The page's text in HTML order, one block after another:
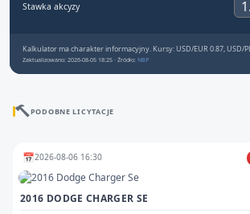
Stawka akcyzy
Kalkulator ma charakter informacyjny. Kursy: USD/EUR 0.87, USD/
Zaktualizowano: 2026-08-05 18:25 · Źródło: NBP
PODOBNE LICYTACJE
📅2026-08-06 16:30
2016 DODGE CHARGER SE